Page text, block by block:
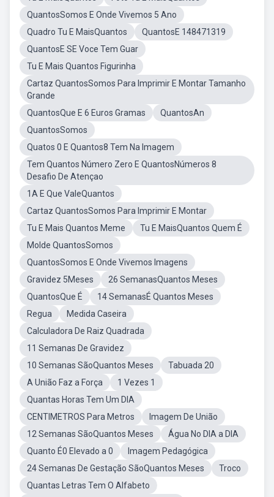
QuantosSomos E Onde Vivemos 5 Ano
Quadro Tu E MaisQuantos
QuantosE 148471319
QuantosE SE Voce Tem Guar
Tu E Mais Quantos Figurinha
Cartaz QuantosSomos Para Imprimir E Montar Tamanho
Grande
QuantosQue E 6 Euros Gramas
QuantosAn
QuantosSomos
Quatos 0 E Quantos8 Tem Na Imagem
Tem Quantos Número Zero E QuantosNúmeros 8
Desafio De Atençao
1A E Que ValeQuantos
Cartaz QuantosSomos Para Imprimir E Montar
Tu E Mais Quantos Meme
Tu E MaisQuantos Quem É
Molde QuantosSomos
QuantosSomos E Onde Vivemos Imagens
Gravidez 5Meses
26 SemanasQuantos Meses
QuantosQue É
14 SemanasÉ Quantos Meses
Regua
Medida Caseira
Calculadora De Raiz Quadrada
11 Semanas De Gravidez
10 Semanas SãoQuantos Meses
Tabuada 20
A União Faz a Força
1 Vezes 1
Quantas Horas Tem Um DIA
CENTIMETROS Para Metros
Imagem De União
12 Semanas SãoQuantos Meses
Água No DIA a DIA
Quanto É0 Elevado a 0
Imagem Pedagógica
24 Semanas De Gestação SãoQuantos Meses
Troco
Quantas Letras Tem O Alfabeto